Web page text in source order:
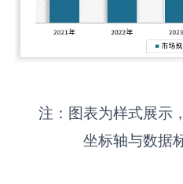
注：图表为样式展示
坐标轴与数据